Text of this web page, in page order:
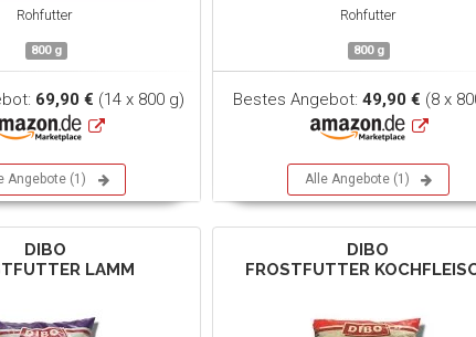
Rohfutter
800 g
69,90 € (14 x 800 g)
Angebote (1)
Rohfutter
800 g
Bestes Angebot:49,90 € (8 x
Alle Angebote (1)
DIBO
LAMM
DIBO
FROSTFUTTER